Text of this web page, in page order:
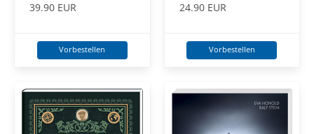
39.90 EUR
Vorbestellen
24.90 EUR
Vorbestellen